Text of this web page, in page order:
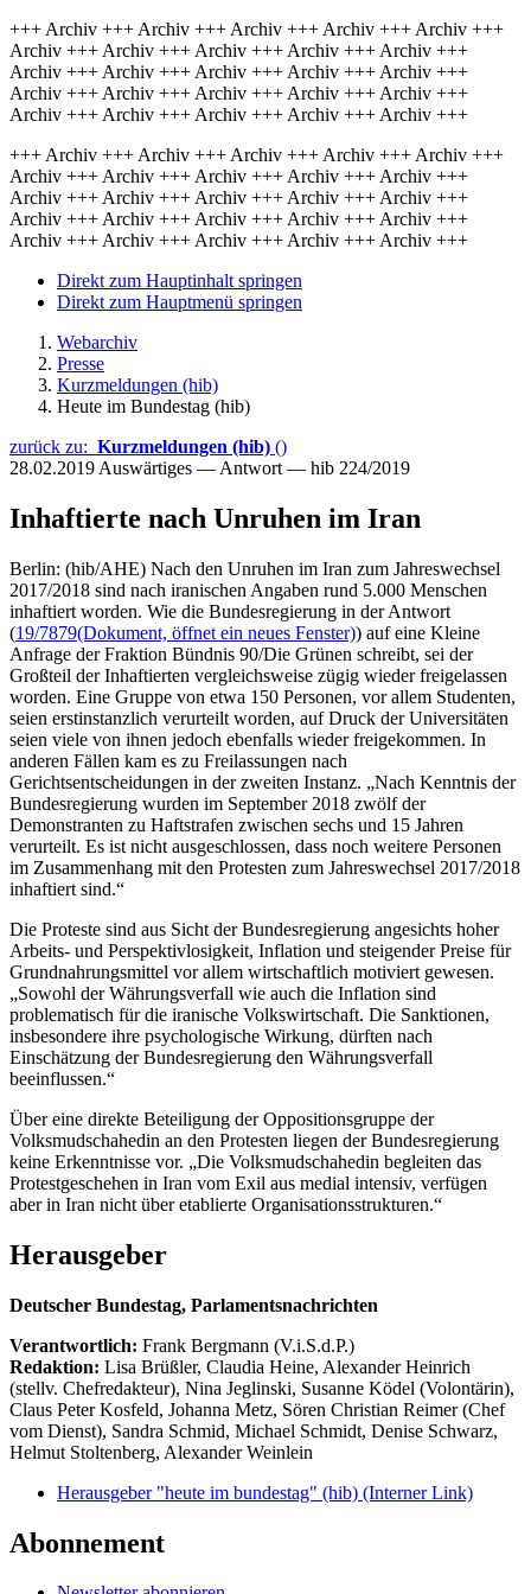
+++ Archiv +++ Archiv +++ Archiv +++ Archiv +++ Archiv +++
Archiv +++ Archiv +++ Archiv +++ Archiv +++ Archiv +++
Archiv +++ Archiv +++ Archiv +++ Archiv +++ Archiv +++
Archiv +++ Archiv +++ Archiv +++ Archiv +++ Archiv +++
Archiv +++ Archiv +++ Archiv +++ Archiv +++ Archiv +++
+++ Archiv +++ Archiv +++ Archiv +++ Archiv +++ Archiv +++
Archiv +++ Archiv +++ Archiv +++ Archiv +++ Archiv +++
Archiv +++ Archiv +++ Archiv +++ Archiv +++ Archiv +++
Archiv +++ Archiv +++ Archiv +++ Archiv +++ Archiv +++
Archiv +++ Archiv +++ Archiv +++ Archiv +++ Archiv +++
Direkt zum Hauptinhalt springen
Direkt zum Hauptmenü springen
Webarchiv
Presse
Kurzmeldungen (hib)
Heute im Bundestag (hib)
zurück zu: Kurzmeldungen (hib) ()
28.02.2019 Auswärtiges — Antwort — hib 224/2019
Inhaftierte nach Unruhen im Iran
Berlin: (hib/AHE) Nach den Unruhen im Iran zum Jahreswechsel
2017/2018 sind nach iranischen Angaben rund 5.000 Menschen
inhaftiert worden. Wie die Bundesregierung in der Antwort
(19/7879(Dokument, öffnet ein neues Fenster)) auf eine Kleine
Anfrage der Fraktion Bündnis 90/Die Grünen schreibt, sei der
Großteil der Inhaftierten vergleichsweise zügig wieder freigelassen
worden. Eine Gruppe von etwa 150 Personen, vor allem Studenten,
seien erstinstanzlich verurteilt worden, auf Druck der Universitäten
seien viele von ihnen jedoch ebenfalls wieder freigekommen. In
anderen Fällen kam es zu Freilassungen nach
Gerichtsentscheidungen in der zweiten Instanz. „Nach Kenntnis der
Bundesregierung wurden im September 2018 zwölf der
Demonstranten zu Haftstrafen zwischen sechs und 15 Jahren
verurteilt. Es ist nicht ausgeschlossen, dass noch weitere Personen
im Zusammenhang mit den Protesten zum Jahreswechsel 2017/2018
inhaftiert sind.“
Die Proteste sind aus Sicht der Bundesregierung angesichts hoher
Arbeits- und Perspektivlosigkeit, Inflation und steigender Preise für
Grundnahrungsmittel vor allem wirtschaftlich motiviert gewesen.
„Sowohl der Währungsverfall wie auch die Inflation sind
problematisch für die iranische Volkswirtschaft. Die Sanktionen,
insbesondere ihre psychologische Wirkung, dürften nach
Einschätzung der Bundesregierung den Währungsverfall
beeinflussen.“
Über eine direkte Beteiligung der Oppositionsgruppe der
Volksmudschahedin an den Protesten liegen der Bundesregierung
keine Erkenntnisse vor. „Die Volksmudschahedin begleiten das
Protestgeschehen in Iran vom Exil aus medial intensiv, verfügen
aber in Iran nicht über etablierte Organisationsstrukturen.“
Herausgeber
Deutscher Bundestag, Parlamentsnachrichten
Verantwortlich: Frank Bergmann (V.i.S.d.P.)
Redaktion: Lisa Brüßler, Claudia Heine, Alexander Heinrich
(stellv. Chefredakteur), Nina Jeglinski, Susanne Ködel (Volontärin),
Claus Peter Kosfeld, Johanna Metz, Sören Christian Reimer (Chef
vom Dienst), Sandra Schmid, Michael Schmidt, Denise Schwarz,
Helmut Stoltenberg, Alexander Weinlein
Herausgeber "heute im bundestag" (hib) (Interner Link)
Abonnement